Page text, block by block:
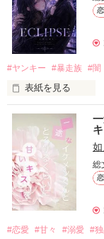
もう会うことはな
高校生になって再
人気者になっていた
他の女の子には冷
私にだけ昔と変わ
「澪ちゃん。」
それは止まって
✨.ﾟ･*..☆.｡.:*✨.☆.｡
人見知りだけど優
冴木澪-SaekiMio
×
篠宮光-
#ヤンキー #暴走族 #闇
表紙を見る
表紙画像はAIです
総
#恋愛 #甘々 #溺愛 #